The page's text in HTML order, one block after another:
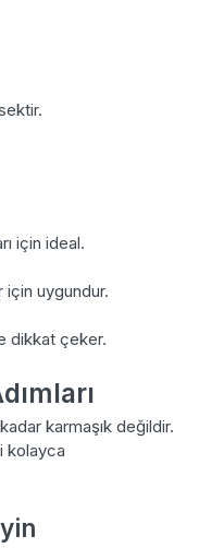
için ideal.
için uygundur.
dikkat çeker.
karmaşık değildir.
kolayca